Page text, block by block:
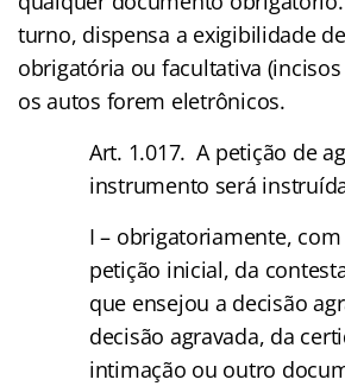
turno, dispensa a exigibilidade
obrigatória ou facultativa (incisos
os autos forem eletrônicos.
Art. 1.017. A petição de
instrumento será
I – obrigatoriamente,
petição inicial, da
que ensejou a decisão
decisão agravada, da
intimação ou outro